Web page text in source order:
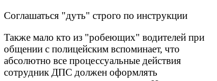
Соглашаться "дуть" строго по инструкции
Также мало кто из "робеющих" водителей при
общении с полицейским вспоминает, что
абсолютно все процессуальные действия
сотрудник ДПС должен оформлять